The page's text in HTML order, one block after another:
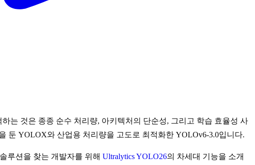
는 것은 종종 순수 처리량, 아키텍처의 단순성, 그리고 학습 효율성 사
둔 YOLOX와 산업용 처리량을 고도로 최적화한 YOLOv6-3.0입니다.
루션을 찾는 개발자를 위해 Ultralytics YOLO26의 차세대 기능을 소개